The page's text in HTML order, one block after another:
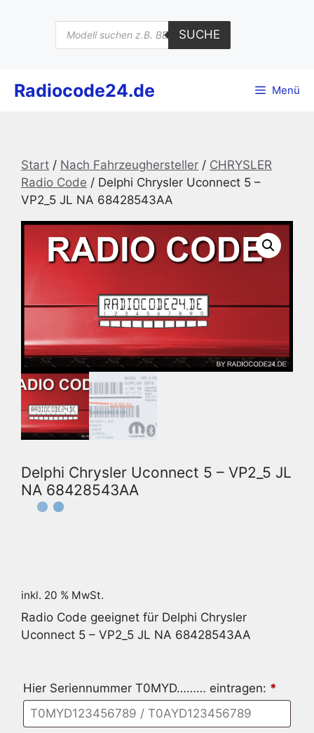
Products
search
SUCHE
Radiocode24.de Menü
Start / Nach Fahrzeughersteller / CHRYSLER
Radio Code / Delphi Chrysler Uconnect 5 –
VP2_5 JL NA 68428543AA
Delphi Chrysler Uconnect 5 – VP2_5 JL
NA 68428543AA
inkl. 20 % MwSt.
Radio Code geeignet für Delphi Chrysler
Uconnect 5 – VP2_5 JL NA 68428543AA
Hier Seriennummer T0MYD……… eintragen: *